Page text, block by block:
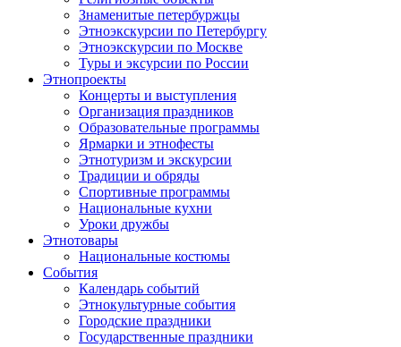
Знаменитые петербуржцы
Этноэкскурсии по Петербургу
Этноэкскурсии по Москве
Туры и эксурсии по России
Этнопроекты
Концерты и выступления
Организация праздников
Образовательные программы
Ярмарки и этнофесты
Этнотуризм и экскурсии
Традиции и обряды
Спортивные программы
Национальные кухни
Уроки дружбы
Этнотовары
Национальные костюмы
События
Календарь событий
Этнокультурные события
Городские праздники
Государственные праздники